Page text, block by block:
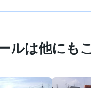
ルは他にも